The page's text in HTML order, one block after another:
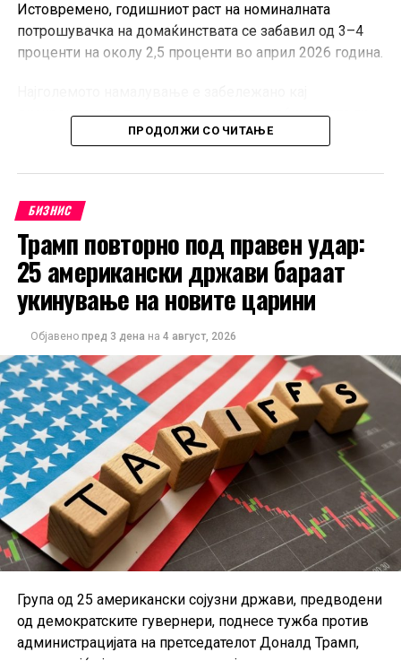
Истовремено, годишниот раст на номиналната
потрошувачка на домаќинствата се забавил од 3–4
проценти на околу 2,5 проценти во април 2026 година.
дискреционите трошоци, при што домаќинствата ги
одложуваат купувањата на луксузна облека, обувки,
Домаќинствата со повисоки приходи најмногу ја
намалиле ваквата потрошувачка поради зголемената
неизвесност, додека оние со пониски примања ги
крателе трошоците за трајни добра, ресторани и
кафулиња.
Единствената категорија со раст на трошоците
цени на горивата и транспортот.
Дополнителна загриженост предизвикува фактот што
околу 40 проценти од анкетираните граѓани сметаат
дека нивните приходи нема целосно да ја надоместат
изгубената куповна моќ поради инфлацијата. Според
ЕЦБ, доколку овие очекувања се задржат,
домаќинствата би можеле да продолжат да штедат
наместо да трошат, што дополнително би го забавило
економскиот раст во еврозоната.
ПРОДОЛЖИ СО ЧИТАЊЕ
БИЗНИС
Трамп повторно под правен удар:
25 американски држави бараат
укинување на новите царини
Објавено пред 3 дена на 4 август, 2026
Група од 25 американски сојузни држави, предводени
од демократските гувернери, поднесе тужба против
администрацијата на претседателот Доналд Трамп,